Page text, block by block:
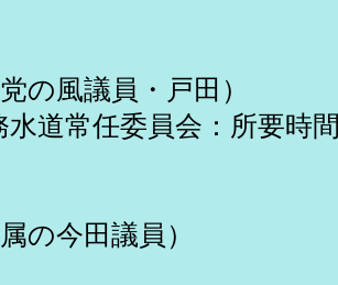
の風議員・戸田）
道常任委員会：所要時
の今田議員）